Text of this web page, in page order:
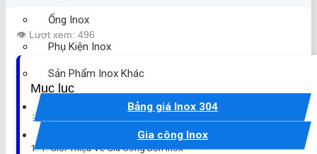
Ống Inox
Phụ Kiện Inox
Sản Phẩm Inox Khác
Bảng giá Inox 304
Gia công Inox
👁️ Lượt xem: 496
Mục lục
1. Giới Thiệu Về Gia Công Bồn Inox